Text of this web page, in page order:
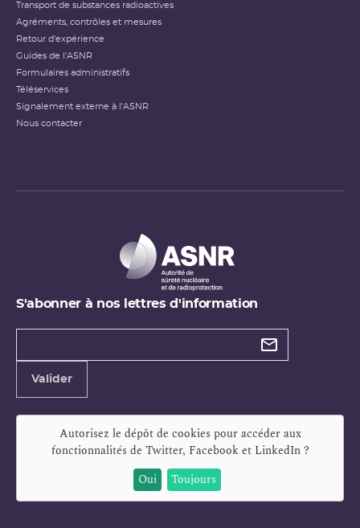
Transport de substances radioactives
Agréments, contrôles et mesures
Retour d'expérience
Guides de l'ASNR
Formulaires administratifs
Téléservices
Signalement externe à l'ASNR
Nous contacter
S'abonner à nos lettres d'information
Types de
Valider
Autorisez le dépôt de cookies pour accéder aux
fonctionnalités de Twitter, Facebook et LinkedIn?
Oui
Toujours